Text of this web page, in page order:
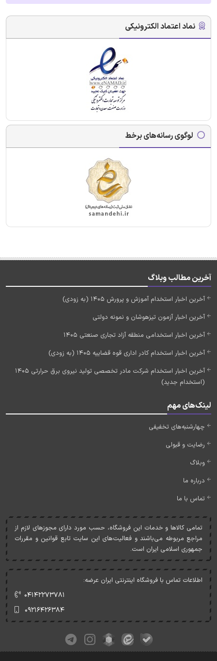
نماد اعتماد الکترونیکی
لوگوی رسانه‌های برخط
آخرین مطالب وبلاگ
آخرین اخبار استخدام آموزش و پرورش 1405 (به زودی)
آخرین اخبار آزمون تیزهوشان و نمونه دولتی
آخرین اخبار استخدامی منطقه آزاد تجاری صنعتی 1405
آخرین اخبار استخدام کادر اداری قوه قضاییه 1405 (به زودی)
آخرین اخبار استخدام شرکت مادر تخصصی تولید نیروی برق حرارتی 1405
(استخدام جدید)
لینک‌های مهم
چهارشنبه‌های تخفیفی
رضایت و قبولی
وبلاگ
درباره ما
تماس با ما
تمامی کالاها و خدمات اين فروشگاه، حسب مورد دارای مجوزهای لازم از
مراجع مربوطه می‌باشند و فعاليت‌های اين سايت تابع قوانين و مقررات
جمهوری اسلامی ايران است.
اطلاعات تماس با فروشگاه اینترنتی ایران عرضه:
۰۴۱۴۲۲۷۳۷۸۱
۰۹۲۱۶۴۲۶۳۸۴